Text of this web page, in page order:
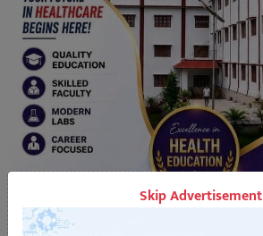
Skip Advertisement